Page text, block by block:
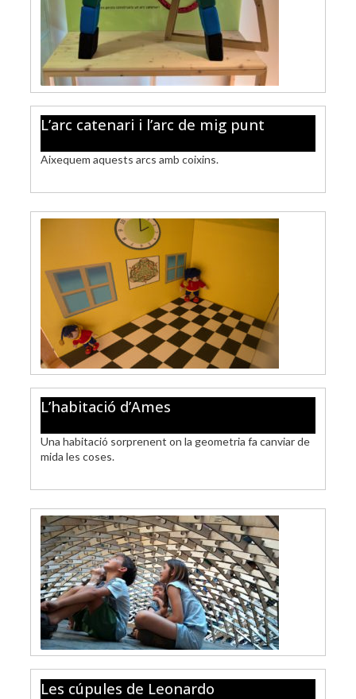
L’arc catenari i l’arc de mig punt
Aixequem aquests arcs amb coixins.
L’habitació d’Ames
Una habitació sorprenent on la geometria fa canviar de
mida les coses.
Les cúpules de Leonardo